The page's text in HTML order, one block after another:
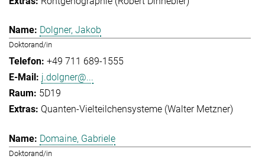
Dolgner, Jakob
Doktorand/in
+49 711 689-1555
j.dolgner@...
5D19
Quanten-Vielteilchensysteme (Walter Metzner)
Domaine, Gabriele
Doktorand/in